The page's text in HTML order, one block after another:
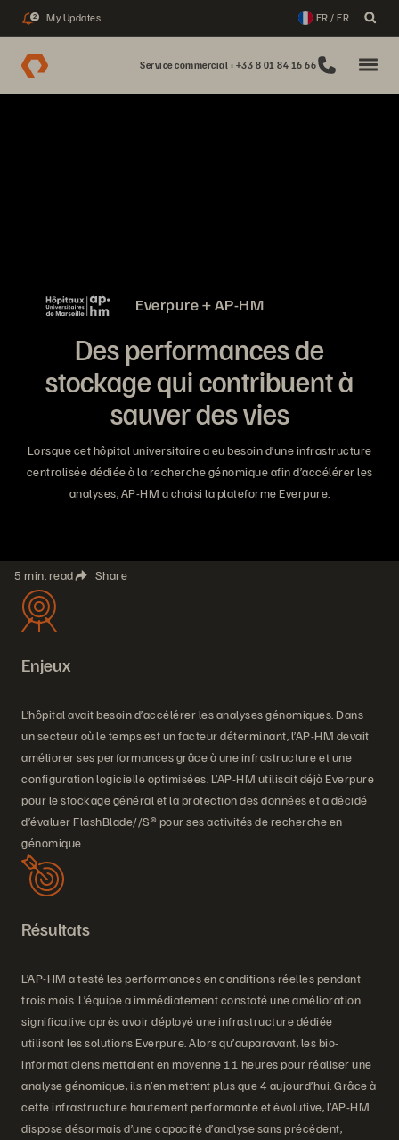
2 My Updates FR / FR
Service commercial : +33 8 01 84 16 66
Everpure + AP-HM
Des performances de
stockage qui contribuent à
sauver des vies
Lorsque cet hôpital universitaire a eu besoin d’une infrastructure
centralisée dédiée à la recherche génomique afin d’accélérer les
analyses, AP-HM a choisi la plateforme Everpure.
5 min. read Share
Enjeux
L’hôpital avait besoin d’accélérer les analyses génomiques. Dans
un secteur où le temps est un facteur déterminant, l’AP-HM devait
améliorer ses performances grâce à une infrastructure et une
configuration logicielle optimisées. L’AP-HM utilisait déjà Everpure
pour le stockage général et la protection des données et a décidé
d’évaluer FlashBlade//S® pour ses activités de recherche en
génomique.
Résultats
L’AP-HM a testé les performances en conditions réelles pendant
trois mois. L’équipe a immédiatement constaté une amélioration
significative après avoir déployé une infrastructure dédiée
utilisant les solutions Everpure. Alors qu’auparavant, les bio-
informaticiens mettaient en moyenne 11 heures pour réaliser une
analyse génomique, ils n’en mettent plus que 4 aujourd’hui. Grâce à
cette infrastructure hautement performante et évolutive, l’AP-HM
dispose désormais d’une capacité d’analyse sans précédent,